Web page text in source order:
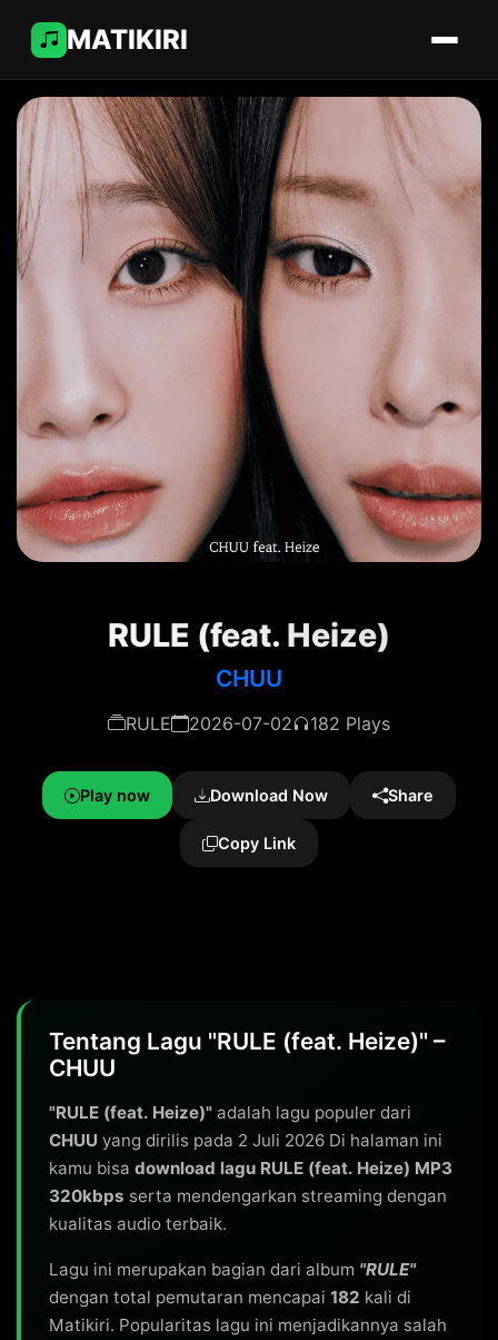
MATIKIRI
RULE (feat. Heize)
CHUU
RULE 2026-07-02 182 Plays
Play now Download Now Share
Copy Link
Tentang Lagu "RULE (feat. Heize)" –
CHUU
"RULE (feat. Heize)" adalah lagu populer dari
CHUU yang dirilis pada 2 Juli 2026 Di halaman ini
kamu bisa download lagu RULE (feat. Heize) MP3
320kbps serta mendengarkan streaming dengan
kualitas audio terbaik.
Lagu ini merupakan bagian dari album "RULE"
dengan total pemutaran mencapai 182 kali di
Matikiri. Popularitas lagu ini menjadikannya salah